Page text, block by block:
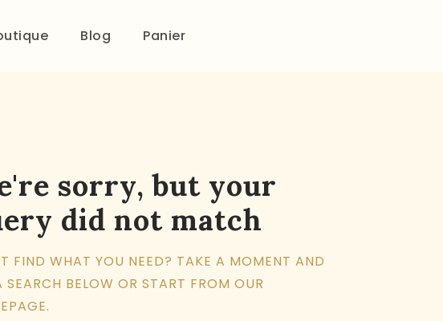
Blog Panier
sorry, but your
did not match
FIND WHAT YOU NEED? TAKE A MOMENT AND
SEARCH BELOW OR START FROM OUR
.